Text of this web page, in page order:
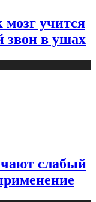
учится
звон в ушах
слабый